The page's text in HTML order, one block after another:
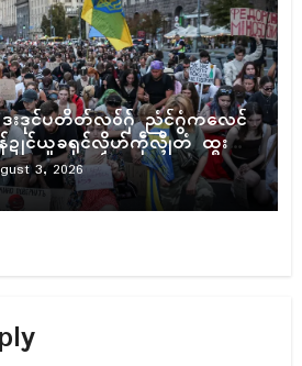
ဒးဒုၚ်ပတိတ်လဝ်ဂှ် ညံၚ်ဂွံကလေၚ်
ဍုၚ်ယူခရုၚ်လၟိဟ်ကဵုလ္ၚီုတံ ထ္ၜး
3, 2026